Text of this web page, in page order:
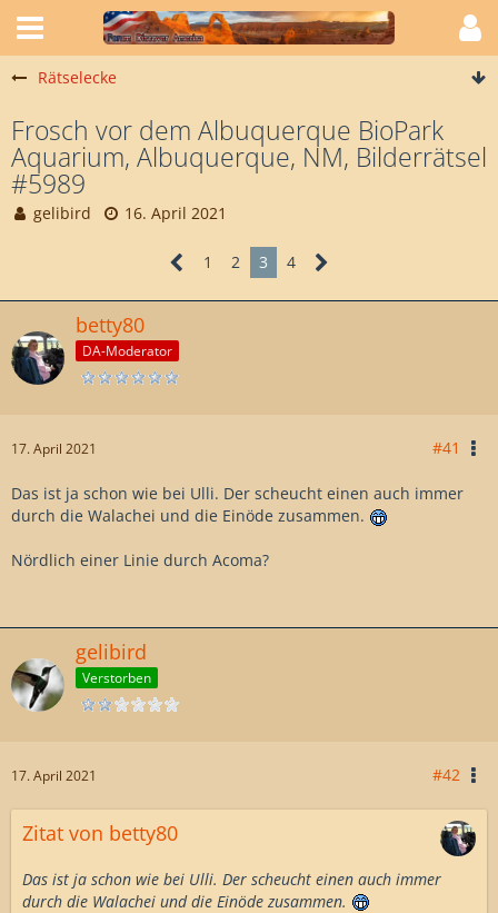
Rätselecke
Frosch vor dem Albuquerque BioPark
Aquarium, Albuquerque, NM, Bilderrätsel
#5989
gelibird 16. April 2021
1 2 3 4
betty80
DA-Moderator
17. April 2021 #41
Das ist ja schon wie bei Ulli. Der scheucht einen auch immer
durch die Walachei und die Einöde zusammen.
Nördlich einer Linie durch Acoma?
gelibird
Verstorben
17. April 2021 #42
Zitat von betty80
Das ist ja schon wie bei Ulli. Der scheucht einen auch immer
durch die Walachei und die Einöde zusammen.